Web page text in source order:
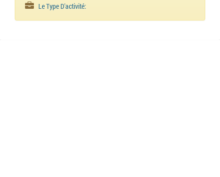
Le Type D'activité: